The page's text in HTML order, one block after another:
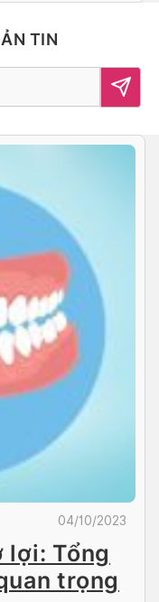
TIN
04/10/2023
lợi: Tổng
trọng